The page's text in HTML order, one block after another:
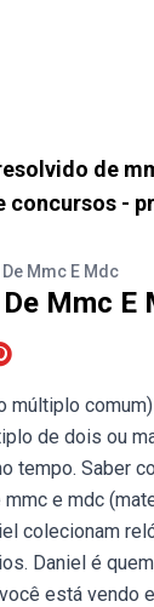
de
concursos -
Mmc E Mdc
Mmc E
múltiplo
de dois ou
tempo. Saber
e mdc
colecionam
Daniel é
está vendo